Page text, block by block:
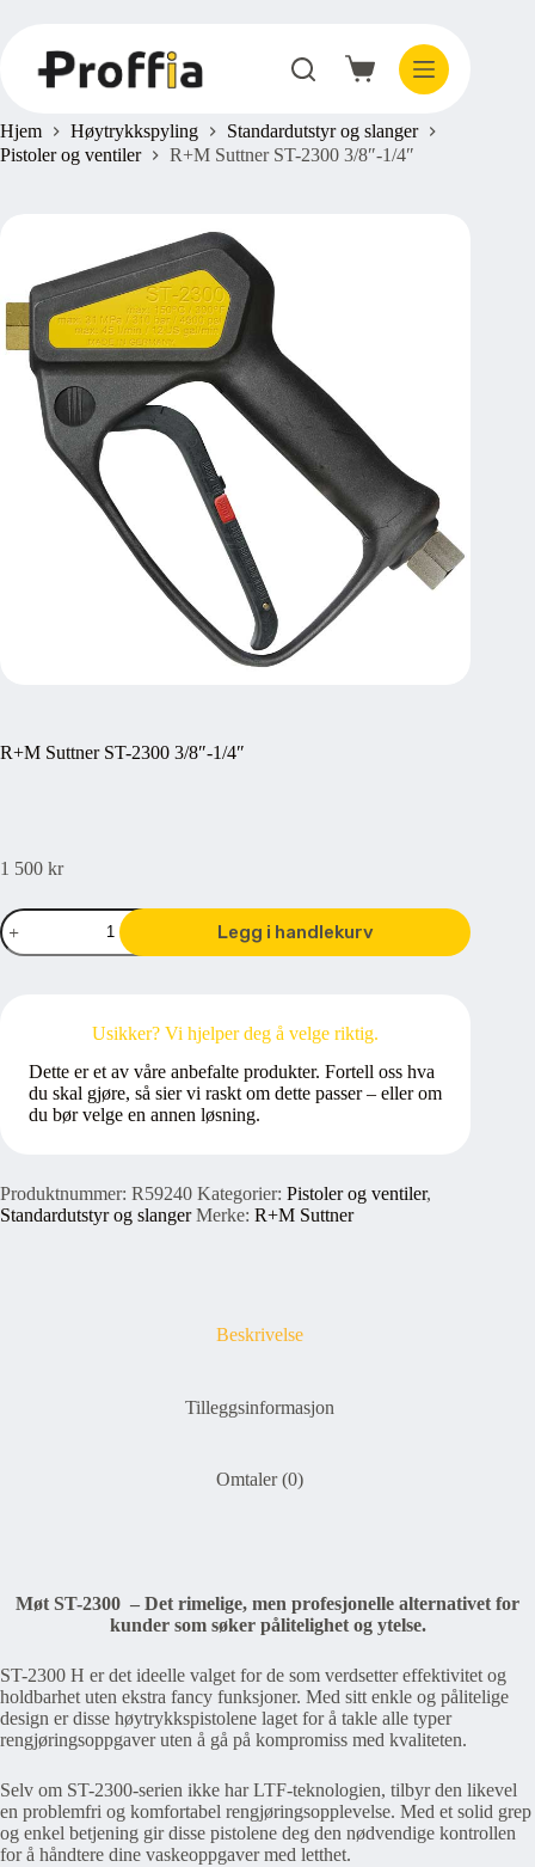
innholdet
Handlekurv
Hjem Høytrykkspyling
Standardutstyr og slanger
Pistoler og ventiler
R+M Suttner ST-2300 3/8″-1/4″
R+M Suttner ST-2300 3/8″-1/4″
1 500 kr
R+M
Suttner
ST-
Legg i handlekurv
Usikker? Vi hjelper deg å velge riktig.
Dette er et av våre anbefalte produkter. Fortell oss hva
du skal gjøre, så sier vi raskt om dette passer – eller om
du bør velge en annen løsning.
Produktnummer: R59240 Kategorier: Pistoler og ventiler,
Standardutstyr og slanger Merke: R+M Suttner
Beskrivelse
Tilleggsinformasjon
Omtaler (0)
Møt ST-2300 – Det rimelige, men profesjonelle alternativet for
kunder som søker pålitelighet og ytelse.
ST-2300 H er det ideelle valget for de som verdsetter effektivitet og
holdbarhet uten ekstra fancy funksjoner. Med sitt enkle og pålitelige
design er disse høytrykkspistolene laget for å takle alle typer
rengjøringsoppgaver uten å gå på kompromiss med kvaliteten.
Selv om ST-2300-serien ikke har LTF-teknologien, tilbyr den likevel
en problemfri og komfortabel rengjøringsopplevelse. Med et solid grep
og enkel betjening gir disse pistolene deg den nødvendige kontrollen
for å håndtere dine vaskeoppgaver med letthet.